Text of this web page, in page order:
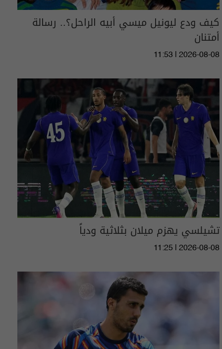
كيف ودع ليونيل ميسي أبيه الراحل؟.. رسالة
أمتنان
11:53 | 2026-08-08
تشيلسي يهزم ميلان بثلاثية ودياً
11:25 | 2026-08-08